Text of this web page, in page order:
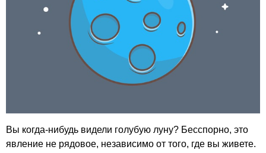
Вы когда-нибудь видели голубую луну? Бесспорно, это
явление не рядовое, независимо от того, где вы живете.